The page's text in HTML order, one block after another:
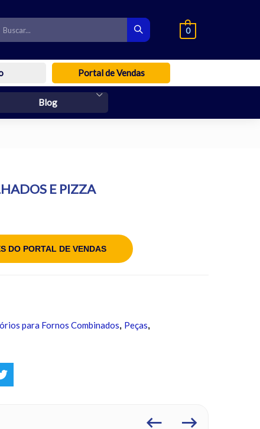
0
Portal de Vendas
Blog
E PIZZA
DO PORTAL DE VENDAS
para Fornos Combinados, Peças,